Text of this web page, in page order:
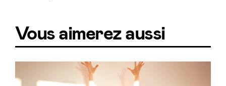
Vous aimerez aussi